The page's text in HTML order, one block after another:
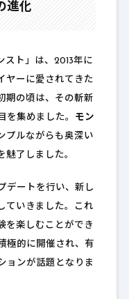
進化
スト」は、2013年に
ヤーに愛されてきた
期の頃は、その斬新
を集めました。 モン
プルながらも奥深い
魅了しました。
デートを行い、新し
ていきました。これ
を楽しむことができ
極的に開催され、有
ョンが話題となりま